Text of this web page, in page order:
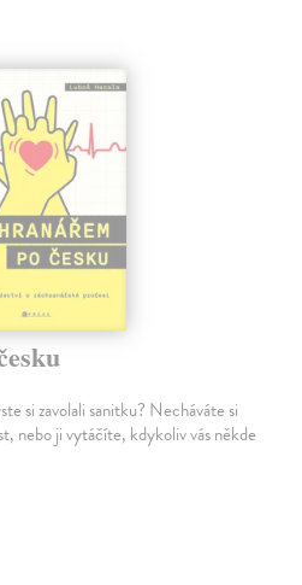
si zavolali sanitku? Necháváte si
nebo ji vytáčíte, kdykoliv vás někde